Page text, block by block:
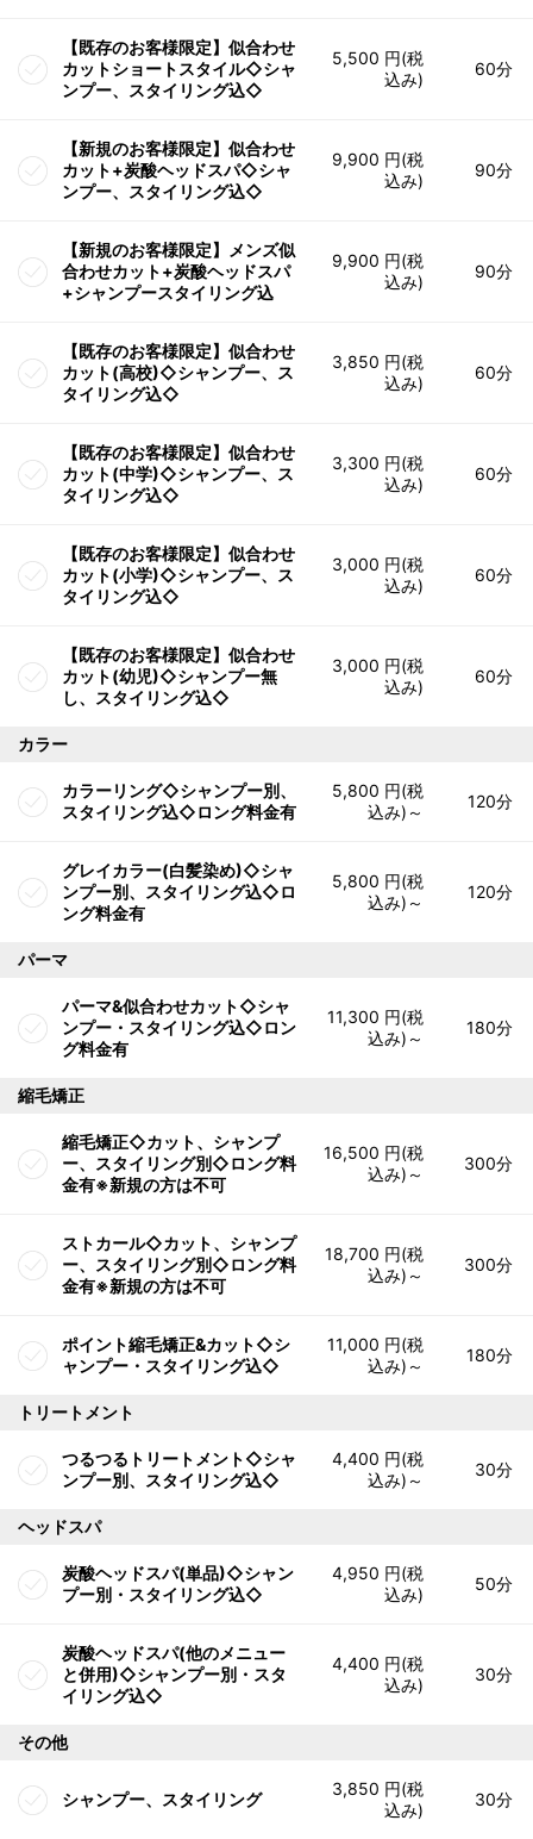
【既存のお客様限定】似合わせ
カットショートスタイル◇シャ
ンプー、スタイリング込◇
5,500 円(税
込み)
60分
【新規のお客様限定】似合わせ
カット+炭酸ヘッドスパ◇シャ
ンプー、スタイリング込◇
9,900 円(税
込み)
90分
【新規のお客様限定】メンズ似
合わせカット+炭酸ヘッドスパ
+シャンプースタイリング込
9,900 円(税
込み)
90分
【既存のお客様限定】似合わせ
カット(高校)◇シャンプー、ス
タイリング込◇
3,850 円(税
込み)
60分
【既存のお客様限定】似合わせ
カット(中学)◇シャンプー、ス
タイリング込◇
3,300 円(税
込み)
60分
【既存のお客様限定】似合わせ
カット(小学)◇シャンプー、ス
タイリング込◇
3,000 円(税
込み)
60分
【既存のお客様限定】似合わせ
カット(幼児)◇シャンプー無
し、スタイリング込◇
3,000 円(税
込み)
60分
カラー
カラーリング◇シャンプー別、
スタイリング込◇ロング料金有
5,800 円(税
込み)～
120分
グレイカラー(白髪染め)◇シャ
ンプー別、スタイリング込◇ロ
ング料金有
5,800 円(税
込み)～
120分
パーマ
パーマ&似合わせカット◇シャ
ンプー・スタイリング込◇ロン
グ料金有
11,300 円(税
込み)～
180分
縮毛矯正
縮毛矯正◇カット、シャンプ
ー、スタイリング別◇ロング料
金有※新規の方は不可
16,500 円(税
込み)～
300分
ストカール◇カット、シャンプ
ー、スタイリング別◇ロング料
金有※新規の方は不可
18,700 円(税
込み)～
300分
ポイント縮毛矯正&カット◇シ
ャンプー・スタイリング込◇
11,000 円(税
込み)～
180分
トリートメント
つるつるトリートメント◇シャ
ンプー別、スタイリング込◇
4,400 円(税
込み)～
30分
ヘッドスパ
炭酸ヘッドスパ(単品)◇シャン
プー別・スタイリング込◇
4,950 円(税
込み)
50分
炭酸ヘッドスパ(他のメニュー
と併用)◇シャンプー別・スタ
イリング込◇
4,400 円(税
込み)
30分
その他
シャンプー、スタイリング
3,850 円(税
込み)
30分